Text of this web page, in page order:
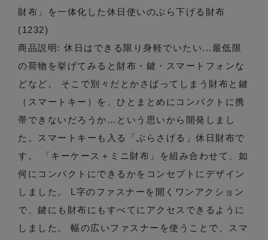
財布」を一体化した休日使いのぶら下げる財布
(1232)
商品説明: 休日はできる限り身軽でいたい...最低限
の荷物を挙げてみると財布・鍵・スマートフォンな
どなど。 そこで別々だとかさばってしまう財布と鍵
（スマートキー）を、ひとまとめにコンパクトに携
帯できないだろうか…という思いから開発しまし
た。スマートキーも入る「ぶらさげる」休日財布で
す。 「キーケース＋ミニ財布」を組み合わせて、如
何にコンパクトにできるかをコンセプトにデザイン
しました。 L字のファスナーを開くワンアクション
で、鍵にも財布にもすべてにアクセスできるように
しました。 幅の広いファスナーを使うことで、スマ